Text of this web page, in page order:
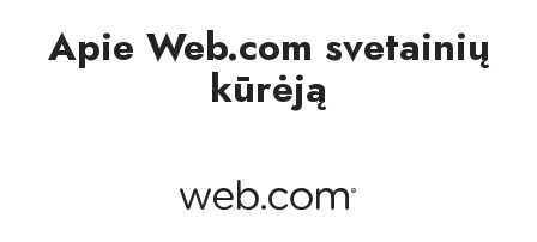
Apie Web.com svetainių
kūrėją